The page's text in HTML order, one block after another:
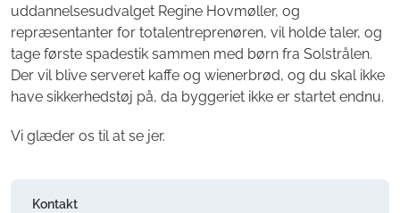
uddannelsesudvalget Regine Hovmøller, og
repræsentanter for totalentreprenøren, vil holde taler, og
tage første spadestik sammen med børn fra Solstrålen.
Der vil blive serveret kaffe og wienerbrød, og du skal ikke
have sikkerhedstøj på, da byggeriet ikke er startet endnu.
Vi glæder os til at se jer.
Kontakt